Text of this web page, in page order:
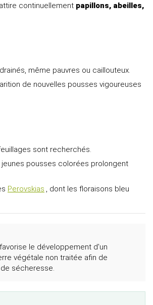
continuellement papillons, abeilles,
même pauvres ou caillouteux.
de nouvelles pousses vigoureuses
sont recherchés.
jeunes pousses colorées prolongent
Perovskias , dont les floraisons bleu
le développement d'un
végétale non traitée afin de
sécheresse.